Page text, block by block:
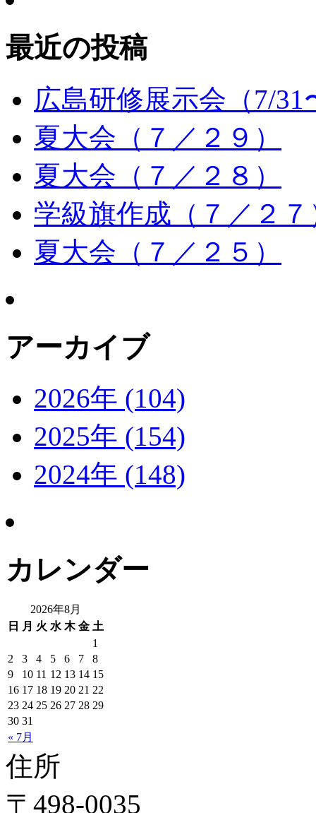
最近の投稿
広島研修展示会（7/31
夏大会（７／２９）
夏大会（７／２８）
学級旗作成（７／２７
夏大会（７／２５）
アーカイブ
2026年 (104)
2025年 (154)
2024年 (148)
カレンダー
2026年8月
日
月 火 水 木 金 土
« 7月
1
2
3 4 5 6 7
8
9
10 11 12 13 14 15
16 17 18 19 20 21 22
23 24 25 26 27 28 29
30 31
住所
〒498-0035